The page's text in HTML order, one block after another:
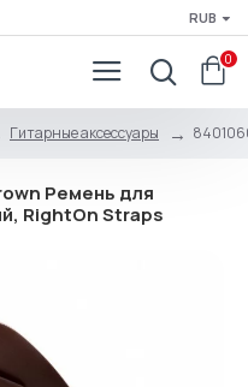
RUB
0
Гитарные аксессуары
Ремень для
RightOn Straps